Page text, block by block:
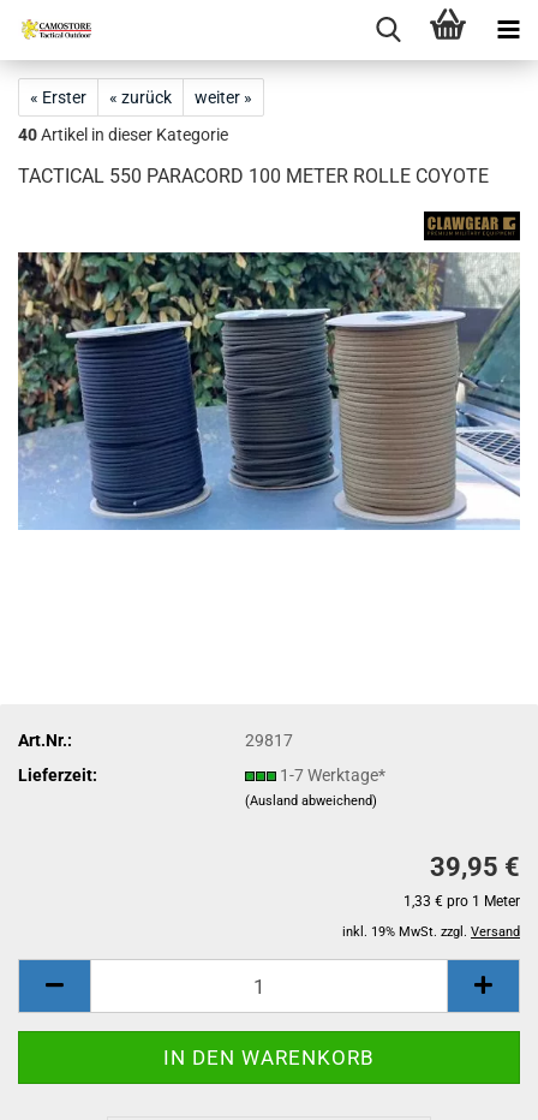
« Erster « zurück
weiter »
40Artikel in dieser Kategorie
TACTICAL 550 PARACORD 100 METER ROLLE COYOTE
Art.Nr.:
29817
Lieferzeit:
1-7 Werktage*
(Ausland abweichend)
39,95 €
1,33 € pro 1 Meter
inkl. 19% MwSt. zzgl. Versand